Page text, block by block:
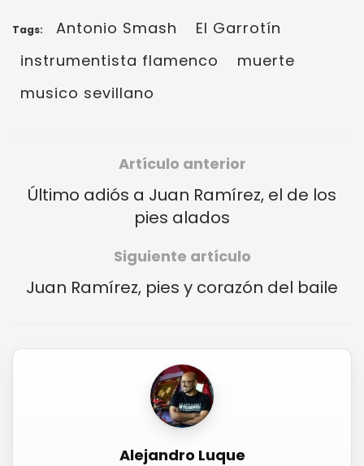
Tags: Antonio Smash
El Garrotín
instrumentista flamenco
muerte
musico sevillano
Artículo anterior
Último adiós a Juan Ramírez, el de los
pies alados
Siguiente artículo
Juan Ramírez, pies y corazón del baile
Alejandro Luque